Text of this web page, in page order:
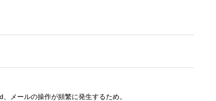
メールの操作が頻繁に発生するため。